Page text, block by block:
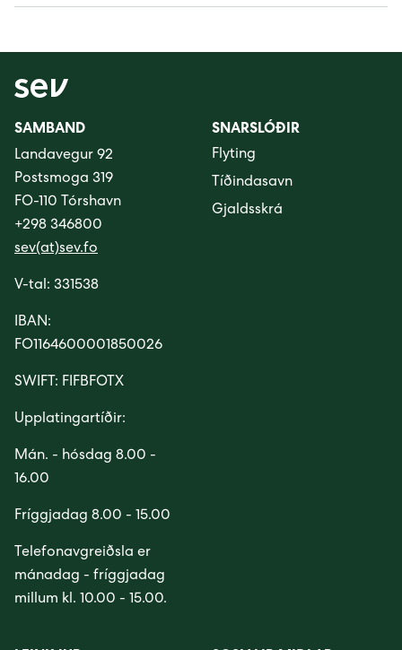
SAMBAND
Landavegur 92
Postsmoga 319
FO-110 Tórshavn
+298 346800
sev(at)sev.fo
V-tal: 331538
IBAN:
FO1164600001850026
SWIFT: FIFBFOTX
Upplatingartíðir:
Mán. - hósdag 8.00 -
16.00
Fríggjadag 8.00 - 15.00
Telefonavgreiðsla er
mánadag - fríggjadag
millum kl. 10.00 - 15.00.
SNARSLÓÐIR
Flyting
Tíðindasavn
Gjaldsskrá